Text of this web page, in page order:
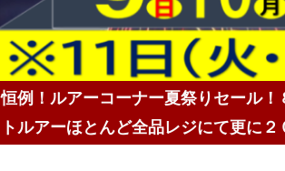
恒例！ルアーコーナー夏祭りセール
トルアーほとんど全品レジにて更に２